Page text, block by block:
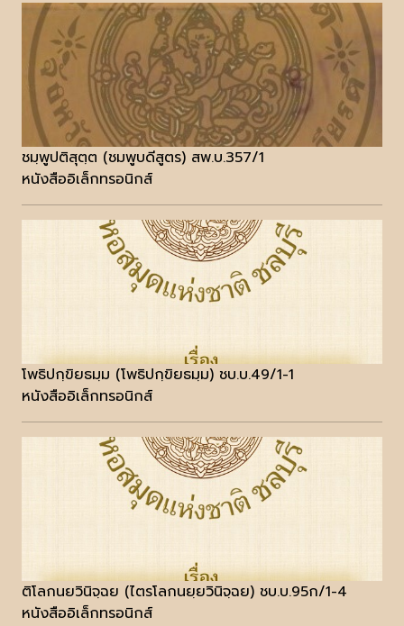
ชมฺพูปติสุตฺต (ชมพูบดีสูตร) สพ.บ.357/1
หนังสืออิเล็กทรอนิกส์
โพธิปกฺขิยธมฺม (โพธิปกฺขิยธมฺม) ชบ.บ.49/1-1
หนังสืออิเล็กทรอนิกส์
ติโลกนยวินิจฺฉย (ไตรโลกนยฺยวินิจฺฉย) ชบ.บ.95ก/1-4
หนังสืออิเล็กทรอนิกส์